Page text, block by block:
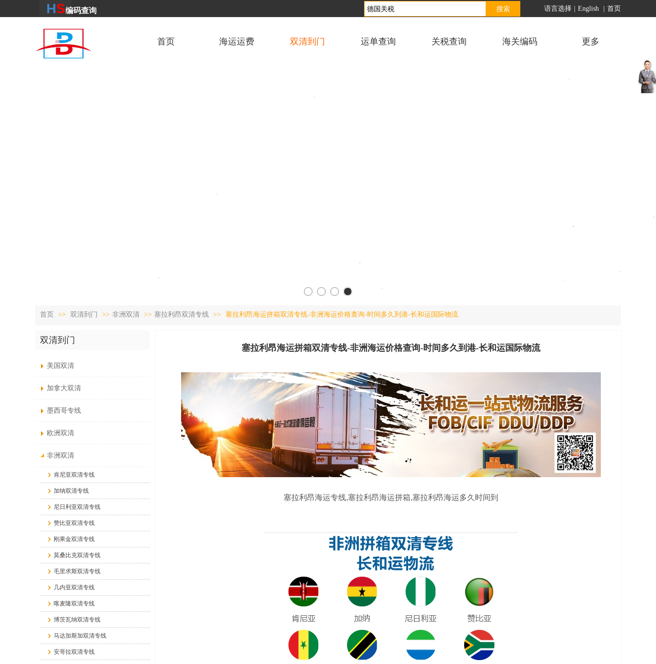
HS编码查询 搜索
首页 海运运费 双清到门 运单查询 关税查询 海关编码 更多
语言选择 English 首页
首页 >> 双清到门 >> 非洲双清 >> 塞拉利昂双清专线 >> 塞拉利昂海运拼箱双清专线-非洲海运价格查询-时间多久到港-长和运国际物流
双清到门
美国双清
加拿大双清
墨西哥专线
欧洲双清
非洲双清
肯尼亚双清专线
加纳双清专线
尼日利亚双清专线
赞比亚双清专线
刚果金双清专线
莫桑比克双清专线
毛里求斯双清专线
几内亚双清专线
喀麦隆双清专线
博茨瓦纳双清专线
马达加斯加双清专线
安哥拉双清专线
塞拉利昂海运拼箱双清专线-非洲海运价格查询-时间多久到港-长和运国际物流
塞拉利昂海运专线,塞拉利昂海运拼箱,塞拉利昂海运多久时间到